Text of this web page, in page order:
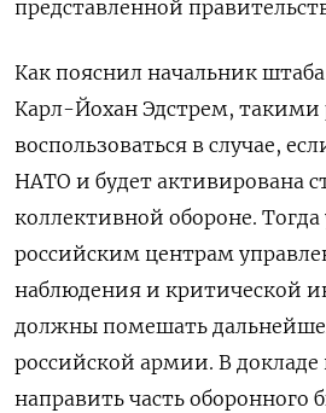
представленной
Как пояснил начальник
Карл-Йохан Эдстрем, такими
воспользоваться в случае,
НАТО и будет активирована
коллективной обороне. Тогда
российским центрам
наблюдения и критической
должны помешать
российской армии. В докладе
направить часть оборонного